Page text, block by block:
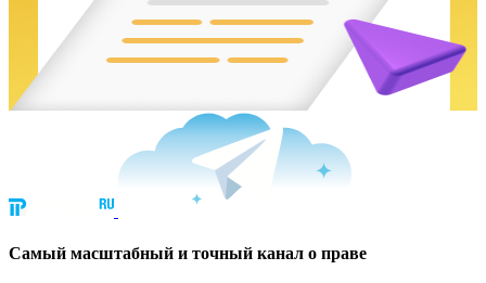
Cамый масштабный и точный канал о праве